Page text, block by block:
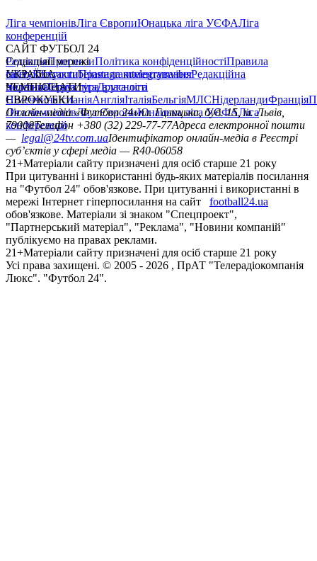
Ліга чемпіонівЛіга ЄвропиЮнацька ліга УЄФАЛіга
конференцій
САЙТ ФУТБОЛ 24
РедакціяПрогнозиПолітика конфіденційностіПравила
сайтуКонтактиПравила коментуванняРедакційна
політикаСтруктура власності
Соціальні мережі
facebookxyoutubeinstagramtelegramviber
УКРАЇНА
УкраїнаПерша лігаДруга ліга
ЧЕМПІОНАТИ
НімеччинаІспаніяАнгліяІталіяБельгіяМЛСНідерландиФранція
ЄВРОКУБКИ
Ліга чемпіонівЛіга ЄвропиЮнацька ліга УЄФАЛіга
конференцій
Онлайн-медіа «Футбол 24»пл. Галицька, буд. 15, м. Львів,
79008Телефон +380 (32) 229-77-77Адреса електронної пошти
— legal@24tv.com.uaІдентифікатор онлайн-медіа в Реєстрі
суб’єктів у сфері медіа — R40-06058
21+Матеріали сайту призначені для осіб старше 21 року
При цитуванні і використанні будь-яких матеріалів посилання
на "Футбол 24" обов'язкове. При цитуванні і використанні в
мережі Інтернет гіперпосилання на сайт
football24.ua
обов'язкове. Матеріали зі знаком "Спецпроект",
"Партнерський матеріал", "Реклама", "Новини компаній"
публікуємо на правах реклами.
21+Матеріали сайту призначені для осіб старше 21 року
Усi права захищенi. © 2005 - 2026 , ПрАТ "Телерадіокомпанія
Люкс". "Футбол 24".